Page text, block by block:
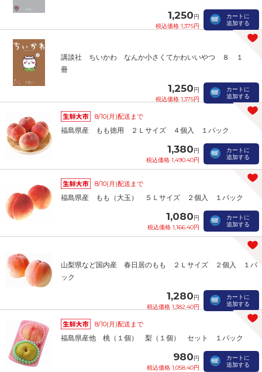
1,250円
税込価格 1,375円
カートに
追加する
講談社 ちいかわ なんか小さくてかわいいやつ ８ １
冊
1,250円
税込価格 1,375円
カートに
追加する
8/10(月)配送まで
福島県産 もも徳用 ２Ｌサイズ ４個入 １パック
1,380円
税込価格 1,490.40円
カートに
追加する
8/10(月)配送まで
福島県産 もも（大玉） ５Ｌサイズ ２個入 １パック
1,080円
税込価格 1,166.40円
カートに
追加する
山梨県など国内産 春日居のもも ２Ｌサイズ ２個入 １パ
ック
1,280円
税込価格 1,382.40円
カートに
追加する
8/10(月)配送まで
福島県産他 桃（１個） 梨（１個） セット １パック
980円
税込価格 1,058.40円
カートに
追加する